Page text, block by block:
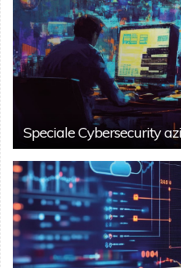
Speciale Cybersecurity